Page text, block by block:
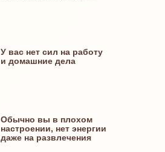
У вас нет сил на работу
и домашние дела
Обычно вы в плохом
настроении, нет энергии
даже на развлечения